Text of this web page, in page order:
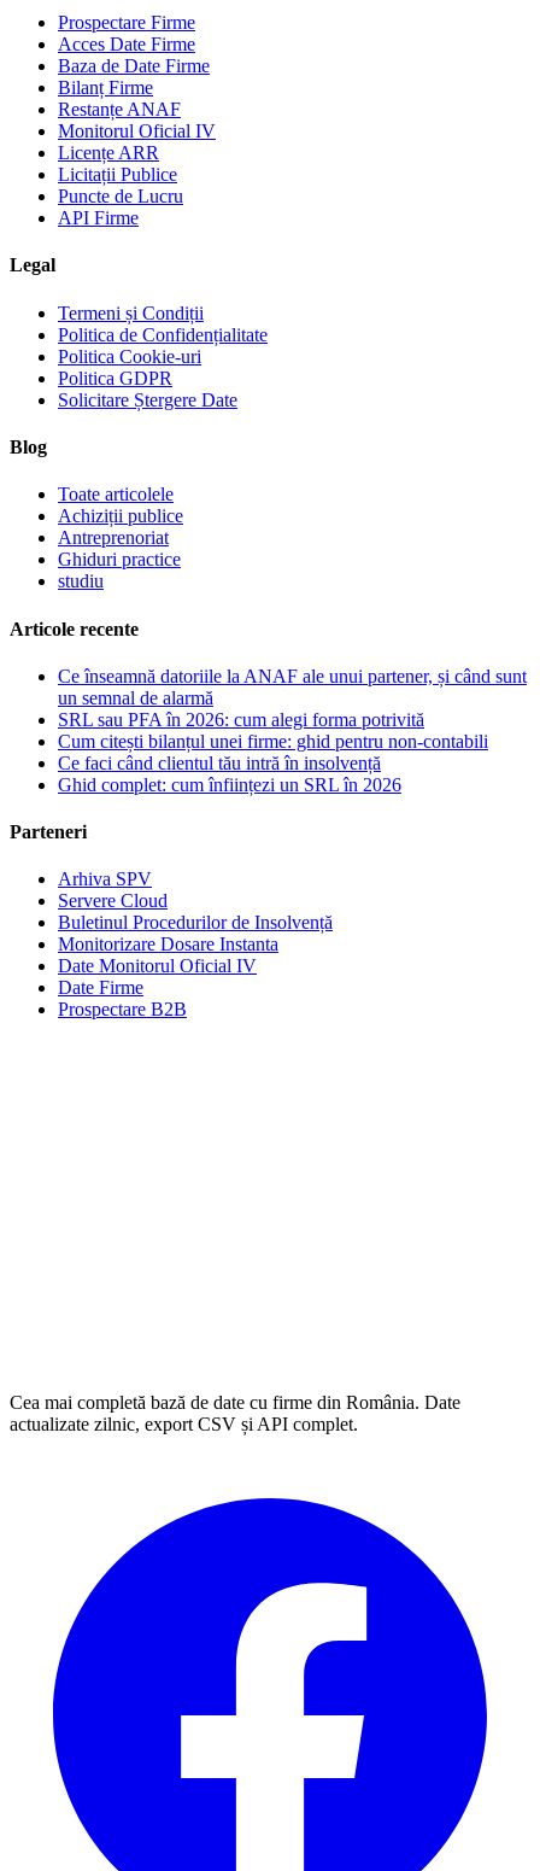
Prospectare Firme
Acces Date Firme
Baza de Date Firme
Bilanț Firme
Restanțe ANAF
Monitorul Oficial IV
Licențe ARR
Licitații Publice
Puncte de Lucru
API Firme
Legal
Termeni și Condiții
Politica de Confidențialitate
Politica Cookie-uri
Politica GDPR
Solicitare Ștergere Date
Blog
Toate articolele
Achiziții publice
Antreprenoriat
Ghiduri practice
studiu
Articole recente
Ce înseamnă datoriile la ANAF ale unui partener, și când sunt
un semnal de alarmă
SRL sau PFA în 2026: cum alegi forma potrivită
Cum citești bilanțul unei firme: ghid pentru non-contabili
Ce faci când clientul tău intră în insolvență
Ghid complet: cum înființezi un SRL în 2026
Parteneri
Arhiva SPV
Servere Cloud
Buletinul Procedurilor de Insolvență
Monitorizare Dosare Instanta
Date Monitorul Oficial IV
Date Firme
Prospectare B2B
Cea mai completă bază de date cu firme din România. Date
actualizate zilnic, export CSV și API complet.